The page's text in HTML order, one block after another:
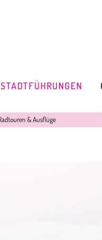
STADTFÜHRUNGEN